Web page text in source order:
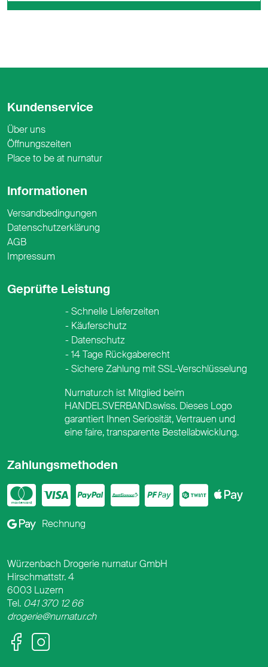
Kundenservice
Über uns
Öffnungszeiten
Place to be at nurnatur
Informationen
Versandbedingungen
Datenschutzerklärung
AGB
Impressum
Geprüfte Leistung
Schnelle Lieferzeiten
Käuferschutz
Datenschutz
14 Tage Rückgaberecht
Sichere Zahlung mit SSL-Verschlüsselung
Zahlungsmethoden
Mastercard
VisaPayPal
PostFinance
Twint
Google Pay
Rechnung
Nurnatur.ch ist Mitglied beim
HANDELSVERBAND.swiss. Dieses Logo
garantiert Ihnen Seriosität, Vertrauen und
eine faire, transparente Bestellabwicklung.
Facebook
Instagram
Würzenbach Drogerie nurnatur GmbH
Hirschmattstr. 4
6003 Luzern
Tel. 041 370 12 66
drogerie@nurnatur.ch